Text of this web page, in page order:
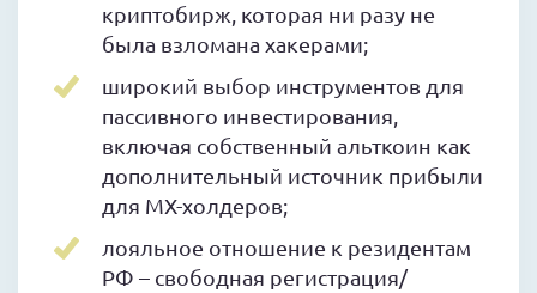
криптобирж, которая ни разу не
была взломана хакерами;
широкий выбор инструментов для
пассивного инвестирования,
включая собственный альткоин как
дополнительный источник прибыли
для MX-холдеров;
лояльное отношение к резидентам
РФ – свободная регистрация/